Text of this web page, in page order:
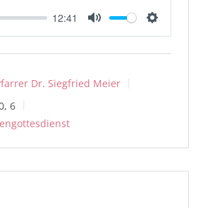
12:41
Mute Settings
Dr. Siegfried Meier
6